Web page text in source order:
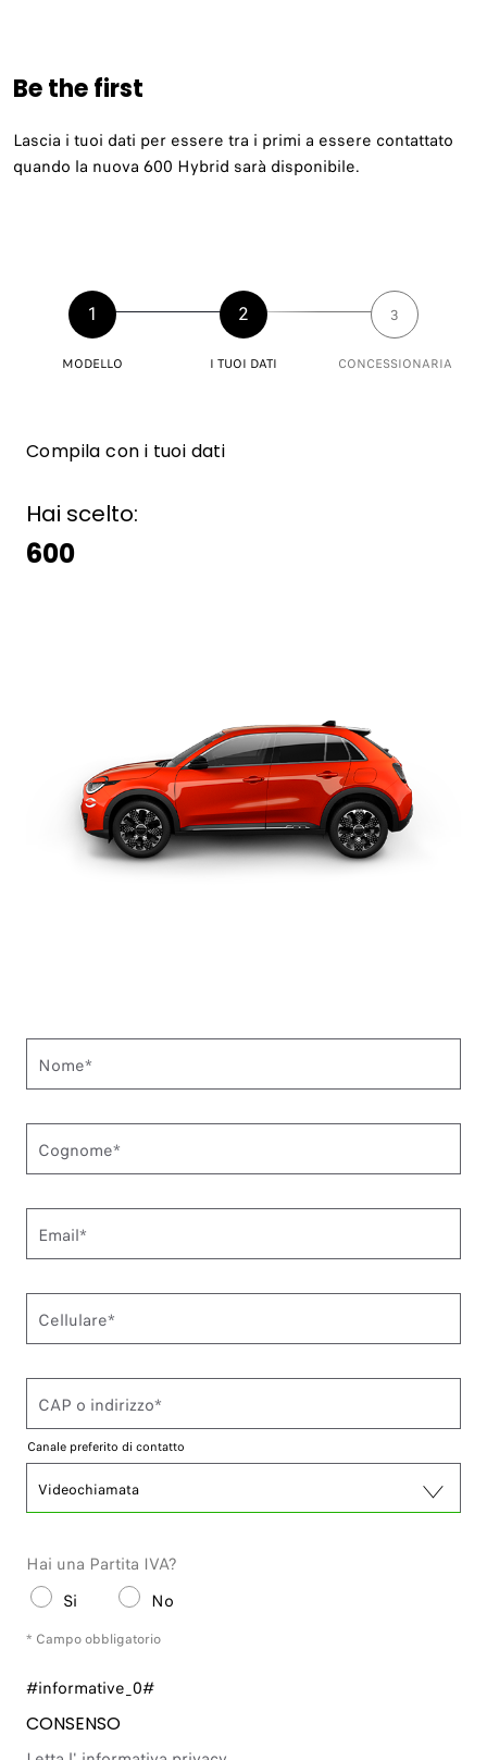
Be the first
Lascia i tuoi dati per essere tra i primi a essere contattato
quando la nuova 600 Hybrid sarà disponibile.
1
MODELLO
2
I TUOI DATI
3
CONCESSIONARIA
Compila con i tuoi dati
Hai scelto:
600
Nome*
Cognome*
Email*
Cellulare*
CAP o indirizzo*
Canale preferito di contatto
Videochiamata
Hai una Partita IVA?
Si
No
* Campo obbligatorio
#informative_0#
CONSENSO